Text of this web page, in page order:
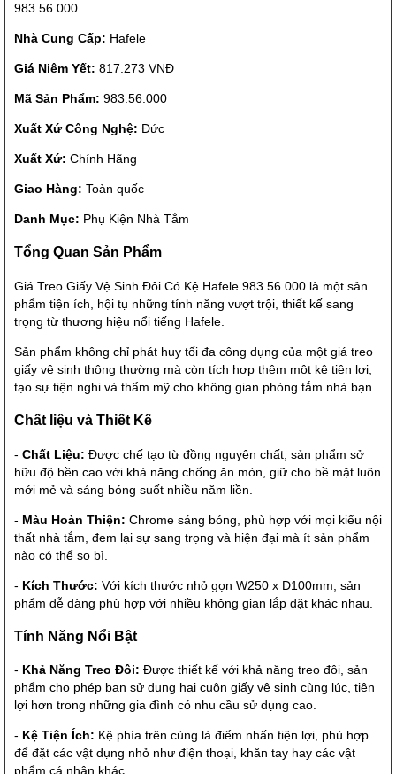
983.56.000
Nhà Cung Cấp: Hafele
Giá Niêm Yết: 817.273 VNĐ
Mã Sản Phẩm: 983.56.000
Xuất Xứ Công Nghệ: Đức
Xuất Xứ: Chính Hãng
Giao Hàng: Toàn quốc
Danh Mục: Phụ Kiện Nhà Tắm
Tổng Quan Sản Phẩm
Giá Treo Giấy Vệ Sinh Đôi Có Kệ Hafele 983.56.000 là một sản
phẩm tiện ích, hội tụ những tính năng vượt trội, thiết kế sang
trọng từ thương hiệu nổi tiếng Hafele.
Sản phẩm không chỉ phát huy tối đa công dụng của một giá treo
giấy vệ sinh thông thường mà còn tích hợp thêm một kệ tiện lợi,
tạo sự tiện nghi và thẩm mỹ cho không gian phòng tắm nhà bạn.
Chất liệu và Thiết Kế
- Chất Liệu: Được chế tạo từ đồng nguyên chất, sản phẩm sở
hữu độ bền cao với khả năng chống ăn mòn, giữ cho bề mặt luôn
mới mẻ và sáng bóng suốt nhiều năm liền.
- Màu Hoàn Thiện: Chrome sáng bóng, phù hợp với mọi kiểu nội
thất nhà tắm, đem lại sự sang trọng và hiện đại mà ít sản phẩm
nào có thể so bì.
- Kích Thước: Với kích thước nhỏ gọn W250 x D100mm, sản
phẩm dễ dàng phù hợp với nhiều không gian lắp đặt khác nhau.
Tính Năng Nổi Bật
- Khả Năng Treo Đôi: Được thiết kế với khả năng treo đôi, sản
phẩm cho phép bạn sử dụng hai cuộn giấy vệ sinh cùng lúc, tiện
lợi hơn trong những gia đình có nhu cầu sử dụng cao.
- Kệ Tiện Ích: Kệ phía trên cùng là điểm nhấn tiện lợi, phù hợp
để đặt các vật dụng nhỏ như điện thoại, khăn tay hay các vật
phẩm cá nhân khác.